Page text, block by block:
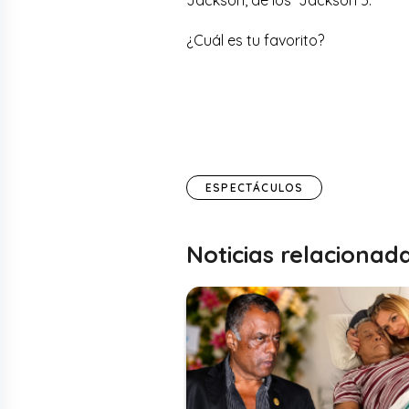
¿Cuál es tu favorito?
ESPECTÁCULOS
Noticias